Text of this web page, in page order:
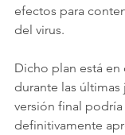
efectos para
del virus.
Dicho plan está en
durante las últimas
versión final
definitivamente